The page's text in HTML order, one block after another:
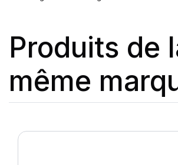
Produits de
même